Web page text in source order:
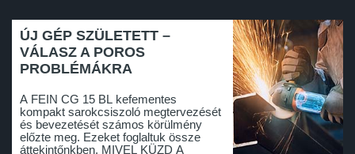
ÚJ GÉP SZÜLETETT –
VÁLASZ A POROS
PROBLÉMÁKRA
A FEIN CG 15 BL kefementes
kompakt sarokcsiszoló megtervezését
és bevezetését számos körülmény
előzte meg. Ezeket foglaltuk össze
áttekintőnkben. MIVEL KÜZD A